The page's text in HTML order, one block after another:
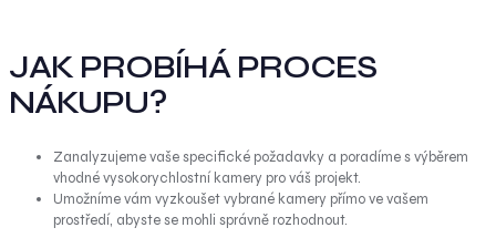
JAK PROBÍHÁ PROCES
NÁKUPU?
Zanalyzujeme vaše specifické požadavky a poradíme s výběrem
vhodné vysokorychlostní kamery pro váš projekt.
Umožníme vám vyzkoušet vybrané kamery přímo ve vašem
prostředí, abyste se mohli správně rozhodnout.